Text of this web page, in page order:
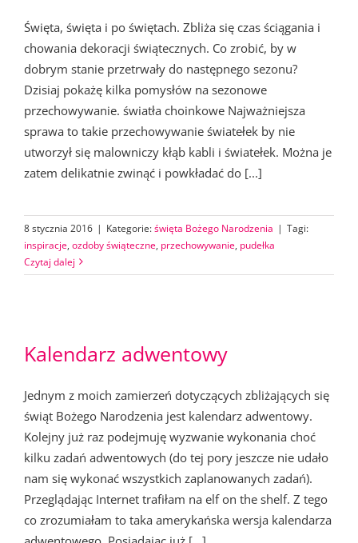
Święta, święta i po świętach. Zbliża się czas ściągania i
chowania dekoracji świątecznych. Co zrobić, by w
dobrym stanie przetrwały do następnego sezonu?
Dzisiaj pokażę kilka pomysłów na sezonowe
przechowywanie. światła choinkowe Najważniejsza
sprawa to takie przechowywanie światełek by nie
utworzył się malowniczy kłąb kabli i światełek. Można je
zatem delikatnie zwinąć i powkładać do [...]
8 stycznia 2016 | Kategorie:święta Bożego Narodzenia | Tagi:
inspiracje, ozdoby świąteczne, przechowywanie, pudełka
Czytaj dalej
Kalendarz adwentowy
Jednym z moich zamierzeń dotyczących zbliżających się
świąt Bożego Narodzenia jest kalendarz adwentowy.
Kolejny już raz podejmuję wyzwanie wykonania choć
kilku zadań adwentowych (do tej pory jeszcze nie udało
nam się wykonać wszystkich zaplanowanych zadań).
Przeglądając Internet trafiłam na elf on the shelf. Z tego
co zrozumiałam to taka amerykańska wersja kalendarza